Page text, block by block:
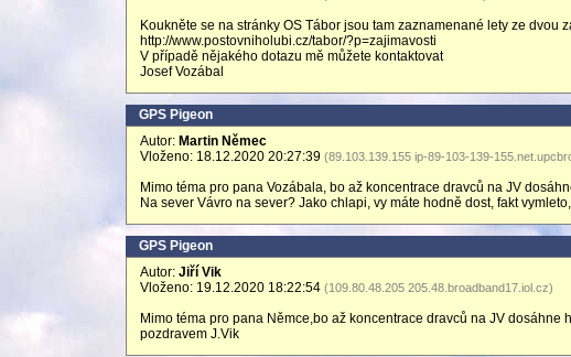
Koukněte se na stránky OS Tábor jsou tam zaznamenané lety ze dvou
http://www.postovniholubi.cz/tabor/?p=zajimavosti
V případě nějakého dotazu mě můžete kontaktovat
Josef Vozábal
GPS Pigeon
Autor: Martin Němec
Vloženo: 18.12.2020 20:27:39 (89.103.139.155 ip-89-103-139-
Mimo téma pro pana Vozábala, bo až koncentrace dravců na JV
Na sever Vávro na sever? Jako chlapi, vy máte hodně dost, fakt
GPS Pigeon
Autor: Jiří Vik
Vloženo: 19.12.2020 18:22:54 (109.80.48.205 205.48.broadband17.iol.cz)
Mimo téma pro pana Němce,bo až koncentrace dravců na JV
pozdravem J.Vik